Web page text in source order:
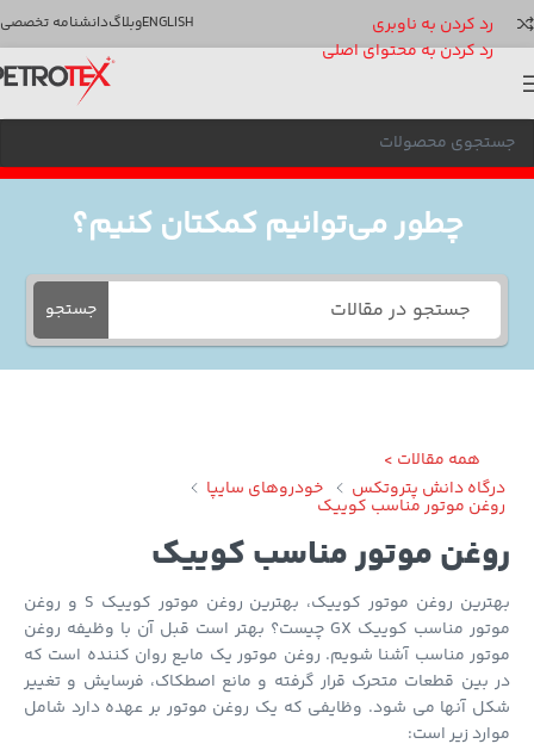
رد کردن به ناوبری
رد کردن به محتوای اصلی
ENGLISHوبلاگدانشنامه تخصصی
چطور می‌توانیم کمکتان کنیم؟
جستجو
همه مقالات >
دانش پتروتکس
خودروهای سایپا
موتور مناسب کوییک
موتور مناسب کوییک
بهترین روغن موتور کوییک، بهترین روغن موتور کوییک S و روغن
موتور مناسب کوییک GX چیست؟ بهتر است قبل آن با وظیفه روغن
مناسب آشنا شویم. روغن موتور یک مایع روان کننده است که
بین قطعات متحرک قرار گرفته و مانع اصطکاک، فرسایش و تغییر
آنها می شود. وظایفی که یک روغن موتور بر عهده دارد شامل
زیر است: